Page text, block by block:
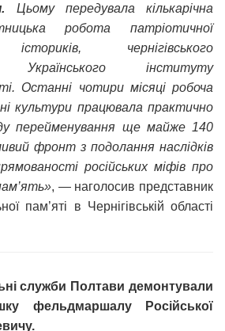
Цьому передувала кількарічна
робота патріотичної
чернігівського
Українського інституту
Останні чотири місяці робоча
культури працювала практично
перейменування ще майже 140
фронт з подолання наслідків
російських міфів про
, — наголосив представник
пам’яті в Чернігівській області
служби Полтави демонтували
фельдмаршалу Російської